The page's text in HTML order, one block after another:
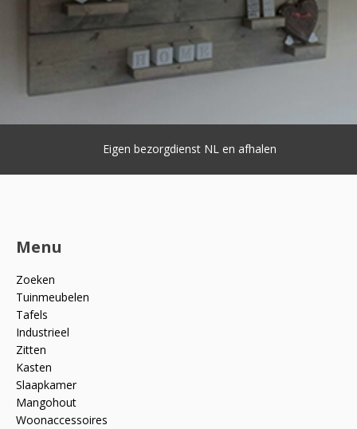
Eigen bezorgdienst NL en afhalen
Menu
Zoeken
Tuinmeubelen
Tafels
Industrieel
Zitten
Kasten
Slaapkamer
Mangohout
Woonaccessoires